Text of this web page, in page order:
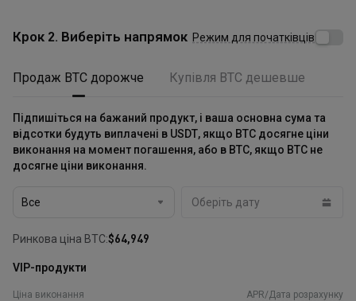
Крок 2. Виберіть напрямок Режим для початківців
Продаж BTC дорожче Купівля BTC дешевше
Підпишіться на бажаний продукт, і ваша основна сума та
відсотки будуть виплачені в USDT, якщо BTC досягне ціни
виконання на момент погашення, або в BTC, якщо BTC не
досягне ціни виконання.
Все
Ринкова ціна BTC:$64,949
VIP-продукти
Ціна виконання APR/Дата розрахунку